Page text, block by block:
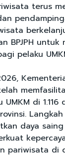
terus
BPJPH untuk
pelaku
di
daya
pariwisata di